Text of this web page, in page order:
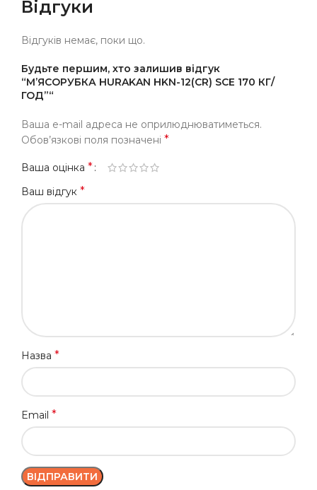
Відгуки
Відгуків немає, поки що.
Будьте першим, хто залишив відгук
“М’ЯСОРУБКА HURAKAN HKN-12(CR) SCE 170 КГ/
ГОД”“
Ваша e-mail адреса не оприлюднюватиметься.
Обов’язкові поля позначені *
Ваша оцінка *
Ваш відгук *
Назва *
Email *